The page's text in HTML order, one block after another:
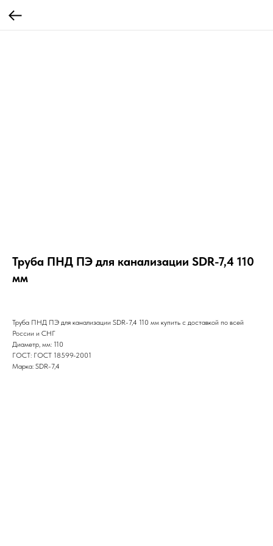
Труба ПНД ПЭ для канализации SDR-7,4 110
мм
Труба ПНД ПЭ для канализации SDR-7,4 110 мм купить с доставкой по всей
России и СНГ
Диаметр, мм: 110
ГОСТ: ГОСТ 18599-2001
Марка: SDR-7,4